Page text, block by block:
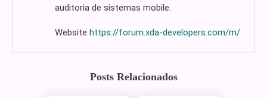
auditoria de sistemas mobile.
Website https://forum.xda-developers.com/m/
Posts Relacionados